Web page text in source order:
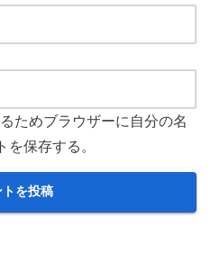
ためブラウザーに自分の名
保存する。